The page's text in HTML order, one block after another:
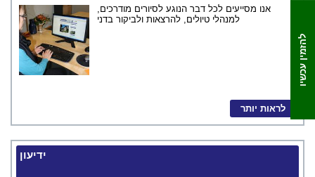
אנו מסייעים לכל דבר הנוגע לסיורים מודרכים,
למנהלי טיולים, להרצאות ולביקור בדני
לראות יותר
ידיעון
להזמין עכשיו